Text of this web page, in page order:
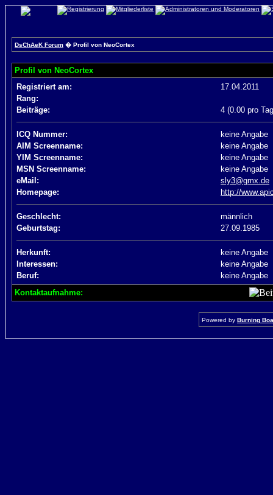
DsChAeK Forum � Profil von NeoCortex
Profil von NeoCortex
Registriert am:
17.04.2011
Rang:
Beiträge:
4 (0.00 pro
ICQ Nummer:
keine Angabe
AIM Screenname:
keine Angabe
YIM Screenname:
keine Angabe
MSN Screenname:
keine Angabe
eMail:
sly3@gmx.de
Homepage:
http://
Geschlecht:
männlich
Geburtstag:
27.09.1985
Herkunft:
keine Angabe
Interessen:
keine Angabe
Beruf:
keine Angabe
Kontaktaufnahme:
Powered by Burning